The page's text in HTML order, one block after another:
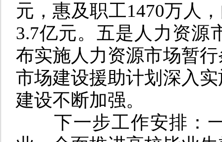
元，惠及职工1470万人
3.7亿元。 五是 人力资源
布实施人力资源市场暂
市场建设援助计划深入
建设不断加强。
下一步工作安排：